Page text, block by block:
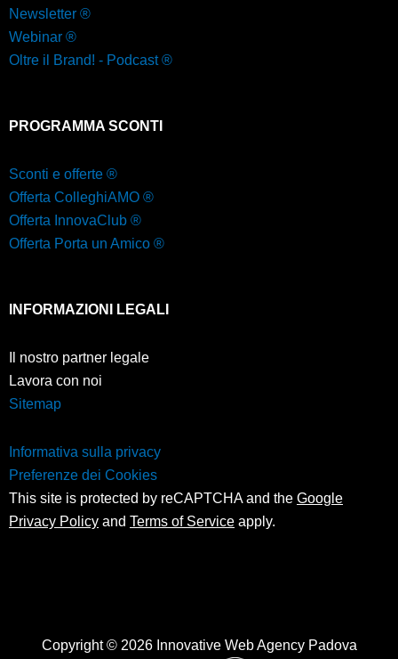
Newsletter ®
Webinar ®
Oltre il Brand! - Podcast ®
PROGRAMMA SCONTI
Sconti e offerte ®
Offerta ColleghiAMO ®
Offerta InnovaClub ®
Offerta Porta un Amico ®
INFORMAZIONI LEGALI
Il nostro partner legale
Lavora con noi
Sitemap
Informativa sulla privacy
Preferenze dei Cookies
This site is protected by reCAPTCHA and the Google
Privacy Policy and Terms of Service apply.
Copyright © 2026 Innovative Web Agency Padova